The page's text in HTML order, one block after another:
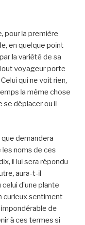
pour la première
en quelque point
la variété de sa
voyageur porte
qui ne voit rien,
la même chose
se déplacer ou il
demandera
noms de ces
il lui sera répondu
aura-t-il
d’une plante
curieux sentiment
de
à ces termes si